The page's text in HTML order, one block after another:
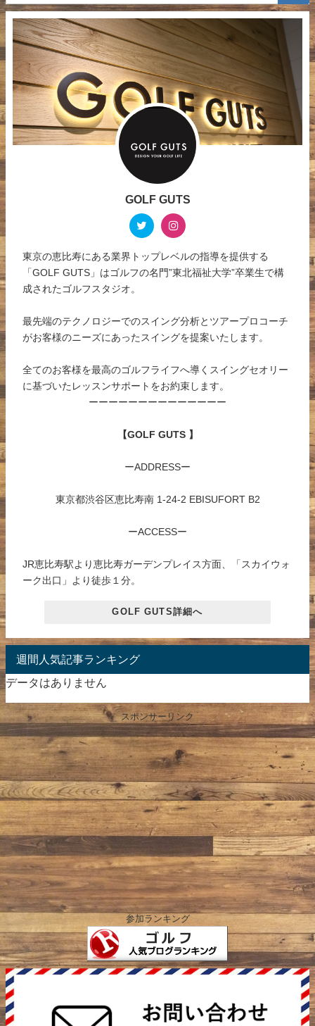
GOLF GUTS
東京の恵比寿にある業界トップレベルの指導を提供する
「GOLF GUTS」はゴルフの名門”東北福祉大学”卒業生で構
成されたゴルフスタジオ。
最先端のテクノロジーでのスイング分析とツアープロコーチ
がお客様のニーズにあったスイングを提案いたします。
全てのお客様を最高のゴルフライフへ導くスイングセオリー
に基づいたレッスンサポートをお約束します。
ーーーーーーーーーーーーーー
【GOLF GUTS 】
ーADDRESSー
東京都渋谷区恵比寿南 1-24-2 EBISUFORT B2
ーACCESSー
JR恵比寿駅より恵比寿ガーデンプレイス方面、「スカイウォ
ーク出口」より徒歩１分。
GOLF GUTS詳細へ
週間人気記事ランキング
データはありません
スポンサーリンク
参加ランキング